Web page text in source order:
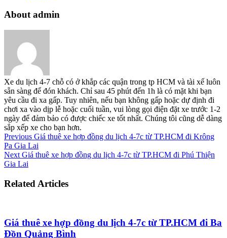
About admin
Xe du lịch 4-7 chỗ có ở khắp các quận trong tp HCM và tài xế luôn
sẵn sàng để đón khách. Chỉ sau 45 phút đến 1h là có mặt khi bạn
yêu cầu đi xa gấp. Tuy nhiên, nếu bạn không gấp hoặc dự định đi
chơi xa vào dịp lễ hoặc cuối tuần, vui lòng gọi điện đặt xe trước 1-2
ngày để đảm bảo có được chiếc xe tốt nhất. Chúng tôi cũng dễ dàng
sắp xếp xe cho bạn hơn.
Previous Giá thuê xe hợp đồng du lịch 4-7c từ TP.HCM đi Krông
Pa Gia Lai
Next Giá thuê xe hợp đồng du lịch 4-7c từ TP.HCM đi Phú Thiện
Gia Lai
Related Articles
Giá thuê xe hợp đồng du lịch 4-7c từ TP.HCM đi Ba
Đồn Quảng Bình